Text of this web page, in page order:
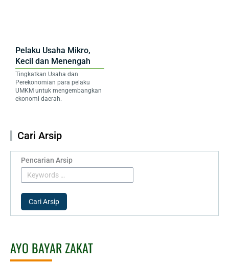
Pelaku Usaha Mikro,
Kecil dan Menengah
Tingkatkan Usaha dan
Perekonomian para pelaku
UMKM untuk mengembangkan
ekonomi daerah.
Cari Arsip
Pencarian Arsip
AYO BAYAR ZAKAT